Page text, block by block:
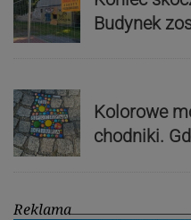
Budynek
Kolorowe
chodniki.
Reklama